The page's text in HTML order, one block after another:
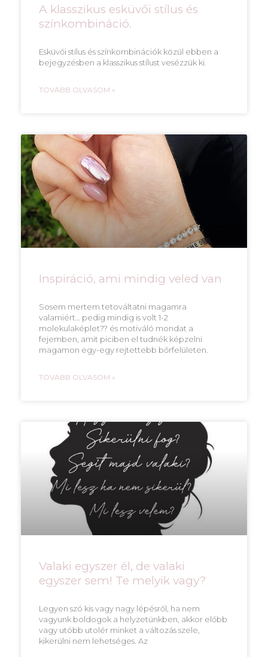
A klasszikus esküvői stílus és
színkombináció.
Esküvői stílus és színkombinációk közül ebben a
bejegyzésben a klasszikus stílust vesézzük ki.
TOVÁBB OLVASOM »
Inspiráció, ami mindig veled van
Sosem mertem tetováltatni magamra
valamiért… pedig mindig is volt 1-2
molekulaképlet?‍? és motiváló mondat a
fejemben, amit piciben el tudnék képzelni
magamon egy-egy rejtettebb bőrfelületen.
TOVÁBB OLVASOM »
Valaki egyszer él, de valaki
egyszer sem! Te melyik vagy?
Legyen szó kis vagy nagy lépésről, ha nem
vagyunk boldogok a helyzetünkben, akkor előbb
vagy utóbb utolér minket a változás szele,
kikerülni nem lehetséges. Az